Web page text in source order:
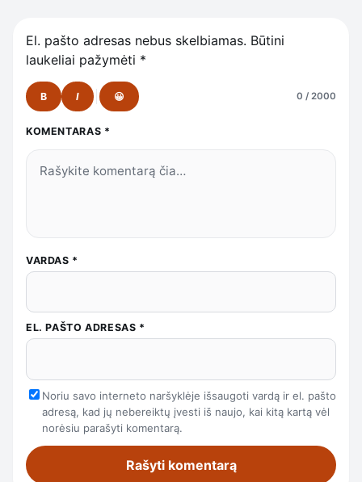
El. pašto adresas nebus skelbiamas. Būtini
laukeliai pažymėti *
B I 😀 0 / 2000
KOMENTARAS *
VARDAS *
EL. PAŠTO ADRESAS *
Noriu savo interneto naršyklėje išsaugoti vardą ir el. pašto
adresą, kad jų nebereiktų įvesti iš naujo, kai kitą kartą vėl
norėsiu parašyti komentarą.